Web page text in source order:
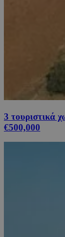
3 τουριστικά
€500,000